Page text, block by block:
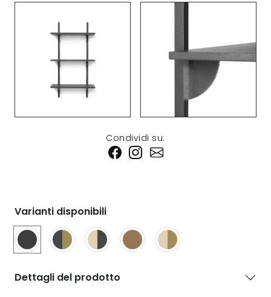
Condividi su:
Varianti disponibili
Dettagli del prodotto